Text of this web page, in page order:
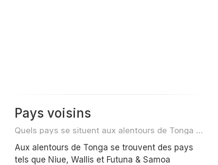
Pays voisins
Quels pays se situent aux alentours de Tonga par exemple pour des voyage ou des vols
Aux alentours de Tonga se trouvent des pays
tels que Niue, Wallis et Futuna & Samoa